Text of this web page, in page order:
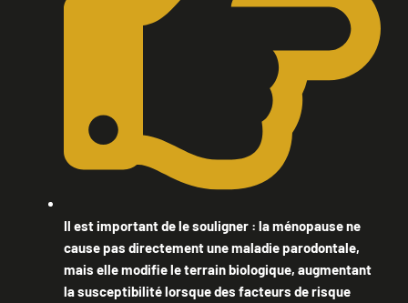
Il est important de le souligner : la ménopause ne
cause pas directement une maladie parodontale,
mais elle modifie le terrain biologique, augmentant
la susceptibilité lorsque des facteurs de risque